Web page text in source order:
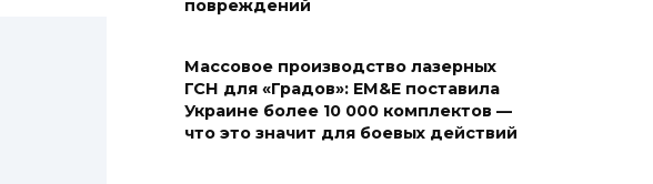
повреждений
Массовое производство лазерных
ГСН для «Градов»: EM&E поставила
Украине более 10 000 комплектов —
что это значит для боевых действий